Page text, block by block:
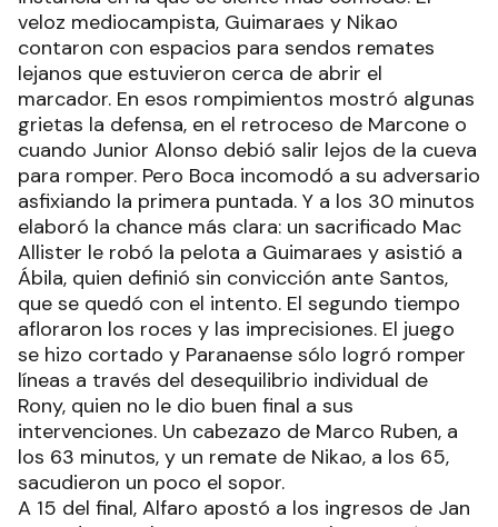
veloz mediocampista, Guimaraes y Nikao
contaron con espacios para sendos remates
lejanos que estuvieron cerca de abrir el
marcador. En esos rompimientos mostró algunas
grietas la defensa, en el retroceso de Marcone o
cuando Junior Alonso debió salir lejos de la cueva
para romper. Pero Boca incomodó a su adversario
asfixiando la primera puntada. Y a los 30 minutos
elaboró la chance más clara: un sacrificado Mac
Allister le robó la pelota a Guimaraes y asistió a
Ábila, quien definió sin convicción ante Santos,
que se quedó con el intento. El segundo tiempo
afloraron los roces y las imprecisiones. El juego
se hizo cortado y Paranaense sólo logró romper
líneas a través del desequilibrio individual de
Rony, quien no le dio buen final a sus
intervenciones. Un cabezazo de Marco Ruben, a
los 63 minutos, y un remate de Nikao, a los 65,
sacudieron un poco el sopor.
A 15 del final, Alfaro apostó a los ingresos de Jan